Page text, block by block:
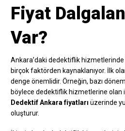
Fiyat
Var?
Ankara’daki dedektiflik
birçok faktörden kaynaklanıyor. İlk
denge önemlidir. Örneğin, bazı
böylece dedektiflik hizmetlerine olan
Dedektif Ankara fiyatları üzerinde
oluşturur.